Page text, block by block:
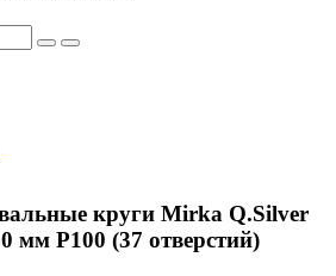
круги Mirka Q.Silver
мм P100 (37 отверстий)